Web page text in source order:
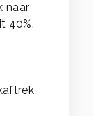
naar
40%.